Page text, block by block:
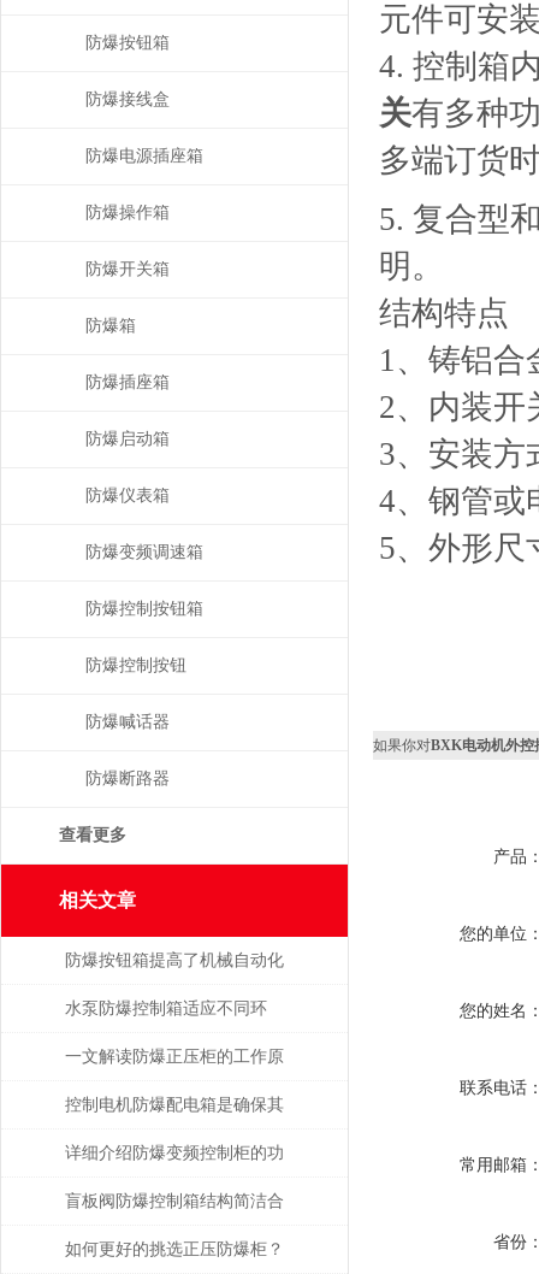
元件可安
4. 控制箱
关有多种
多端订货
5. 复合型
明。
结构特点
1、铸铝合
2、内装开
3、安装方
4、钢管或
5、外形尺
如果你对BXK电动机外控
产品
您的单位
您的姓名
联系电话
常用邮箱
省份
防爆按钮箱
防爆接线盒
防爆电源插座箱
防爆操作箱
防爆开关箱
防爆箱
防爆插座箱
防爆启动箱
防爆仪表箱
防爆变频调速箱
防爆控制按钮箱
防爆控制按钮
防爆喊话器
防爆断路器
查看更多
相关文章
防爆按钮箱提高了机械自动化
程度
水泵防爆控制箱适应不同环
境，保障安全运行
一文解读防爆正压柜的工作原
理及其结构特点
控制电机防爆配电箱是确保其
安全可靠地运行的关键
详细介绍防爆变频控制柜的功
能特点
盲板阀防爆控制箱结构简洁合
理，通用性强
如何更好的挑选正压防爆柜？